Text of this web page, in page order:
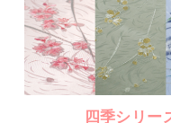
四季シリー